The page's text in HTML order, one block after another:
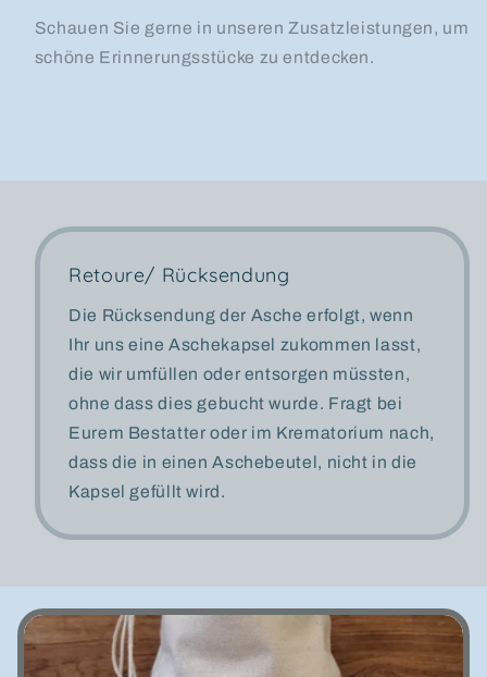
Schauen Sie gerne in unseren Zusatzleistungen, um
schöne Erinnerungsstücke zu entdecken.
Retoure/ Rücksendung
Die Rücksendung der Asche erfolgt, wenn
Ihr uns eine Aschekapsel zukommen lasst,
die wir umfüllen oder entsorgen müssten,
ohne dass dies gebucht wurde. Fragt bei
Eurem Bestatter oder im Krematorium nach,
dass die in einen Aschebeutel, nicht in die
Kapsel gefüllt wird.